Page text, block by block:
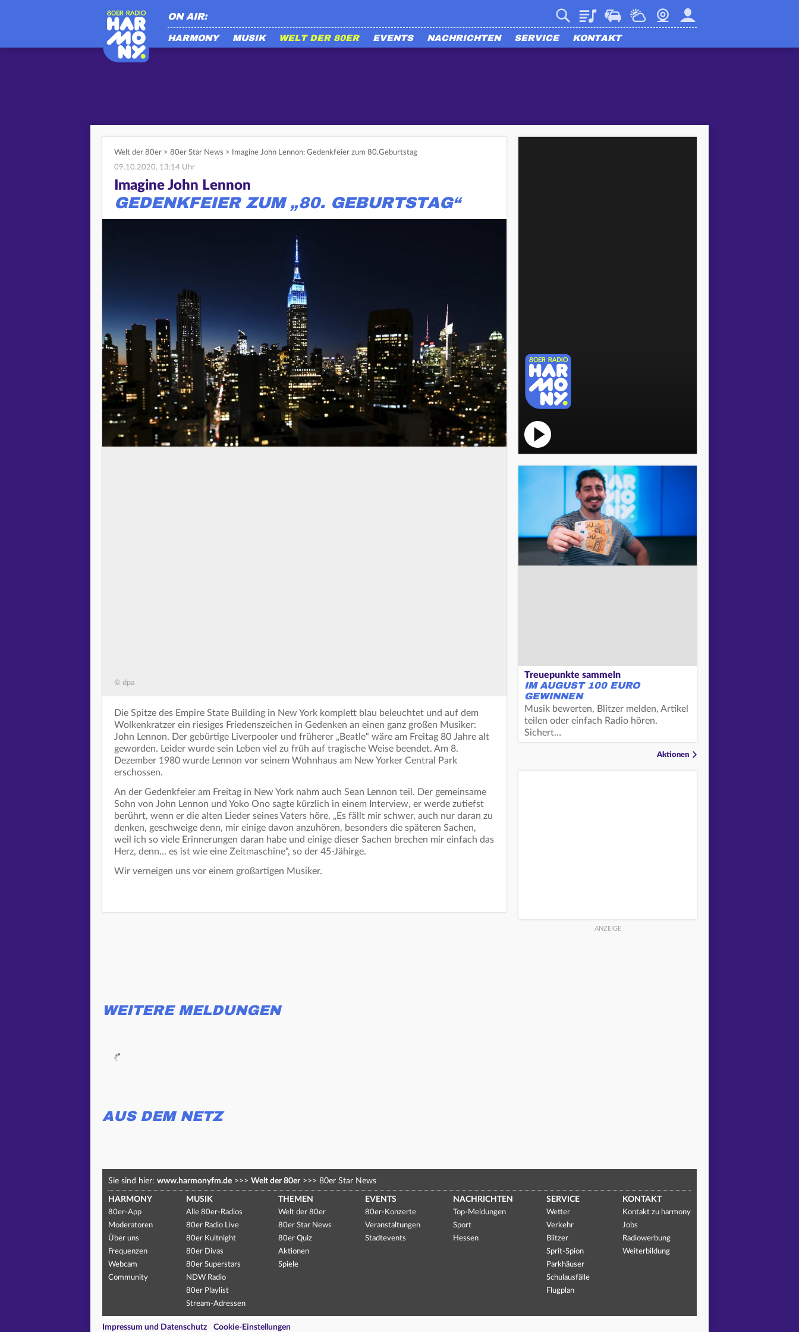
ON AIR: PlaylistVerkehrWetterWebcamMein harmony
HARMONY MUSIK WELT DER 80ER EVENTS NACHRICHTEN SERVICE KONTAKT
Welt der 80er > 80er Star News >
Imagine John Lennon: Gedenkfeier zum 80.Geburtstag
09.10.2020, 13:14 Uhr
Imagine John Lennon
GEDENKFEIER ZUM „80. GEBURTSTAG“
© dpa
Die Spitze des Empire State Building in New York komplett blau beleuchtet und auf dem
Wolkenkratzer ein riesiges Friedenszeichen in Gedenken an einen ganz großen Musiker:
John Lennon. Der gebürtige Liverpooler und früherer „Beatle“ wäre am Freitag 80 Jahre alt
geworden. Leider wurde sein Leben viel zu früh auf tragische Weise beendet. Am 8.
Dezember 1980 wurde Lennon vor seinem Wohnhaus am New Yorker Central Park
erschossen.
An der Gedenkfeier am Freitag in New York nahm auch Sean Lennon teil. Der gemeinsame
Sohn von John Lennon und Yoko Ono sagte kürzlich in einem Interview, er werde zutiefst
berührt, wenn er die alten Lieder seines Vaters höre. „Es fällt mir schwer, auch nur daran zu
denken, geschweige denn, mir einige davon anzuhören, besonders die späteren Sachen,
weil ich so viele Erinnerungen daran habe und einige dieser Sachen brechen mir einfach das
Herz, denn... es ist wie eine Zeitmaschine“, so der 45-Jähirge.
Wir verneigen uns vor einem großartigen Musiker.
Treuepunkte sammeln
IM AUGUST 100 EURO
GEWINNEN
Musik bewerten, Blitzer melden, Artikel
teilen oder einfach Radio hören.
Sichert…
Aktionen
WEITERE MELDUNGEN
AUS DEM NETZ
Sie sind hier: www.harmonyfm.de >>> Welt der 80er >>> 80er Star News
HARMONY
80er-App
Moderatoren
Über uns
Frequenzen
Webcam
Community
MUSIK
Alle 80er-Radios
80er Radio Live
80er Kultnight
80er Divas
80er Superstars
NDW Radio
80er Playlist
Stream-Adressen
THEMEN
Welt der 80er
80er Star News
80er Quiz
Aktionen
Spiele
EVENTS
80er-Konzerte
Veranstaltungen
Stadtevents
NACHRICHTEN
Top-Meldungen
Sport
Hessen
SERVICE
Wetter
Verkehr
Blitzer
Sprit-Spion
Parkhäuser
Schulausfälle
Flugplan
KONTAKT
Kontakt zu harmony
Jobs
Radiowerbung
Weiterbildung
Impressum und Datenschutz Cookie-Einstellungen